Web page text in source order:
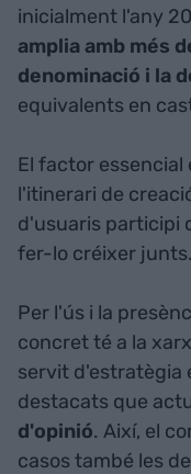
inicialment l'any
amplia amb més
denominació i la
equivalents en
El factor
l'itinerari de
d'usuaris participi
fer-lo créixer junts.
Per l'ús i la
concret té a la
servit d'estratègia
destacats que
d'opinió. Així, el
casos també les